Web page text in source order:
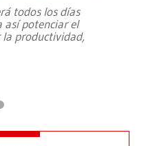
todos los días
así potenciar el
productividad,